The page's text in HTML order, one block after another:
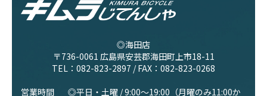
◎海田店
〒736-0061 広島県安芸郡海田町上市18-11
TEL： 082-823-2897 / FAX：082-823-0268
営業時間
◎平日・土曜 / 9:00〜19:00（月曜のみ11:00か